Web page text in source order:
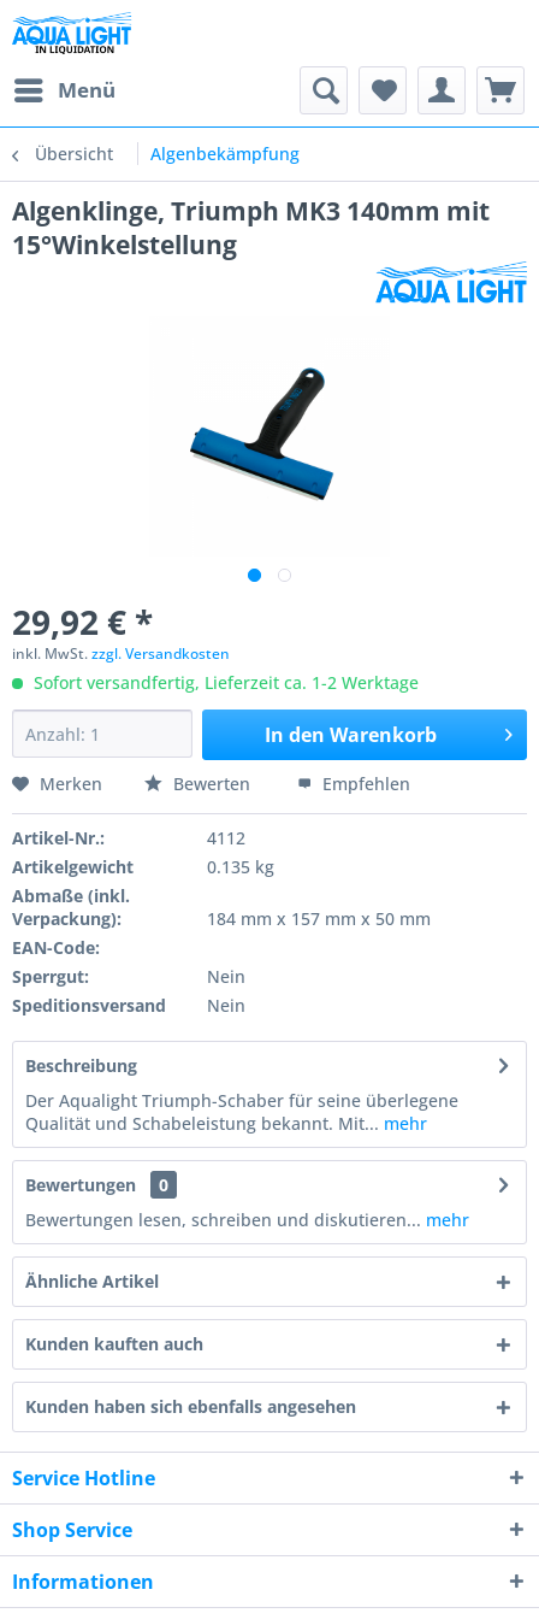
Menü
Übersicht Algenbekämpfung
Algenklinge, Triumph MK3 140mm mit
15°Winkelstellung
29,92 € *
inkl. MwSt.zzgl. Versandkosten
Sofort versandfertig, Lieferzeit ca. 1-2 Werktage
In den Warenkorb
Merken Bewerten Empfehlen
Artikel-Nr.:
4112
Artikelgewicht
0.135 kg
Abmaße (inkl.
Verpackung):
184 mm x 157 mm x 50 mm
EAN-Code:
Sperrgut:
Nein
Speditionsversand
Nein
Beschreibung
Der Aqualight Triumph-Schaber für seine überlegene
Qualität und Schabeleistung bekannt. Mit... mehr
Bewertungen
0
Bewertungen lesen, schreiben und diskutieren... mehr
Ähnliche Artikel
Kunden kauften auch
Kunden haben sich ebenfalls angesehen
Service Hotline
Shop Service
Informationen